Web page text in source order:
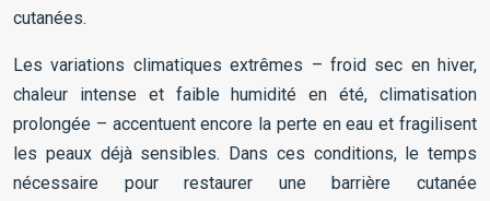
cutanées.
Les variations climatiques extrêmes – froid sec en hiver,
chaleur intense et faible humidité en été, climatisation
prolongée – accentuent encore la perte en eau et fragilisent
les peaux déjà sensibles. Dans ces conditions, le temps
nécessaire pour restaurer une barrière cutanée